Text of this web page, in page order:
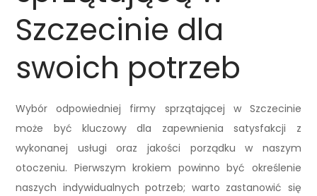
Szczecinie dla
swoich potrzeb
Wybór odpowiedniej firmy sprzątającej w Szczecinie
może być kluczowy dla zapewnienia satysfakcji z
wykonanej usługi oraz jakości porządku w naszym
otoczeniu. Pierwszym krokiem powinno być określenie
naszych indywidualnych potrzeb; warto zastanowić się